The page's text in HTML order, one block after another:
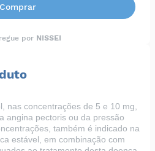
Comprar
por NISSEI
nas concentrações de 5 e 10 mg,
angina pectoris ou da pressão
também é indicado na
estável, em combinação com